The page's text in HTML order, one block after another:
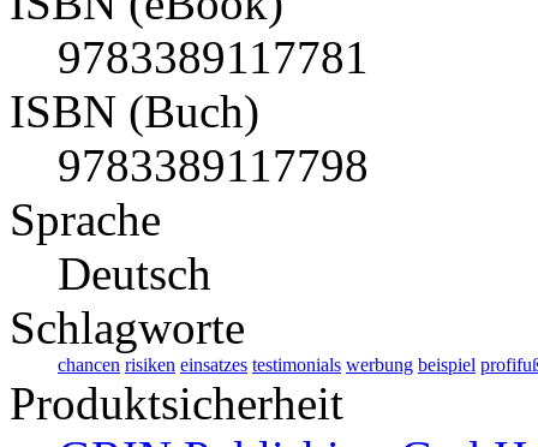
9783389117781
ISBN (Buch)
9783389117798
Sprache
Deutsch
Schlagworte
chancen risiken einsatzes testimonials werbung beispiel
Produktsicherheit